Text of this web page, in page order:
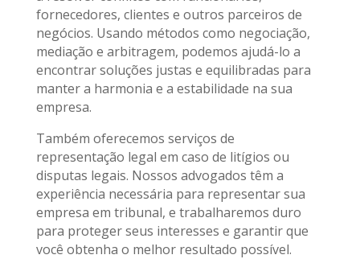
fornecedores, clientes e outros parceiros de
negócios. Usando métodos como negociação,
mediação e arbitragem, podemos ajudá-lo a
encontrar soluções justas e equilibradas para
manter a harmonia e a estabilidade na sua
empresa.
Também oferecemos serviços de
representação legal em caso de litígios ou
disputas legais. Nossos advogados têm a
experiência necessária para representar sua
empresa em tribunal, e trabalharemos duro
para proteger seus interesses e garantir que
você obtenha o melhor resultado possível.